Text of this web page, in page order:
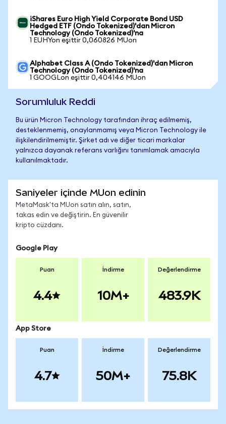
iShares Euro High Yield Corporate Bond USD
Hedged ETF (Ondo Tokenized)'dan Micron
Technology (Ondo Tokenized)'na
1 EUHYon eşittir 0,060826 MUon
Alphabet Class A (Ondo Tokenized)'dan Micron
Technology (Ondo Tokenized)'na
1 GOOGLon eşittir 0,404146 MUon
Sorumluluk Reddi
Bu ürün Micron Technology tarafından ihraç edilmemiş,
desteklenmemiş, onaylanmamış veya Micron Technology ile
ilişkilendirilmemiştir. Şirket adı ve diğer ticari markalar
yalnızca dayanak referans varlığını tanımlamak amacıyla
kullanılmaktadır.
Saniyeler içinde MUon edinin
MetaMask'ta MUon satın alın, satın,
takas edin ve değiştirin. En güvenilir
kripto cüzdanı.
Google Play
Puan
4.4
İndirme
10M+
Değerlendirme
483.9K
App Store
Puan
4.7
İndirme
50M+
Değerlendirme
75.8K